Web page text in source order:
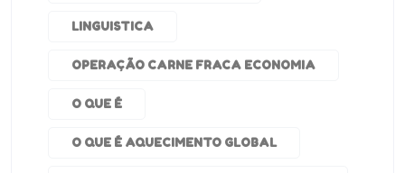
LINGUISTICA
OPERAÇÃO CARNE FRACA ECONOMIA
O QUE É
O QUE É AQUECIMENTO GLOBAL